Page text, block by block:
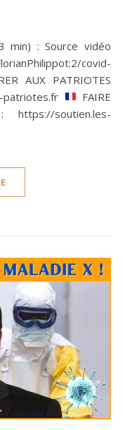
covid-
AUX PATRIOTES
FAIRE
soutien.les-